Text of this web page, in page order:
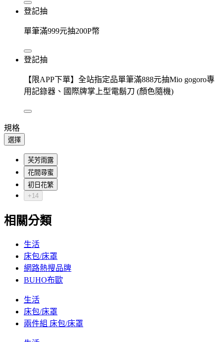
登記抽
單筆滿999元抽200P幣
登記抽
【限APP下單】全站指定品單筆滿888元抽Mio gogoro專
用記錄器、國際牌掌上型電鬍刀 (顏色隨機)
規格
選擇
芙芳雨露
花間尋蜜
初日花繁
+14
相關分類
生活
床包/床罩
網路熱搜品牌
BUHO布歐
生活
床包/床罩
兩件組 床包/床罩